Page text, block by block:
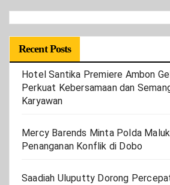
Recent Posts
Hotel Santika Premiere Ambon
Perkuat Kebersamaan dan
Karyawan
Mercy Barends Minta Polda
Penanganan Konflik di Dobo
Saadiah Uluputty Dorong